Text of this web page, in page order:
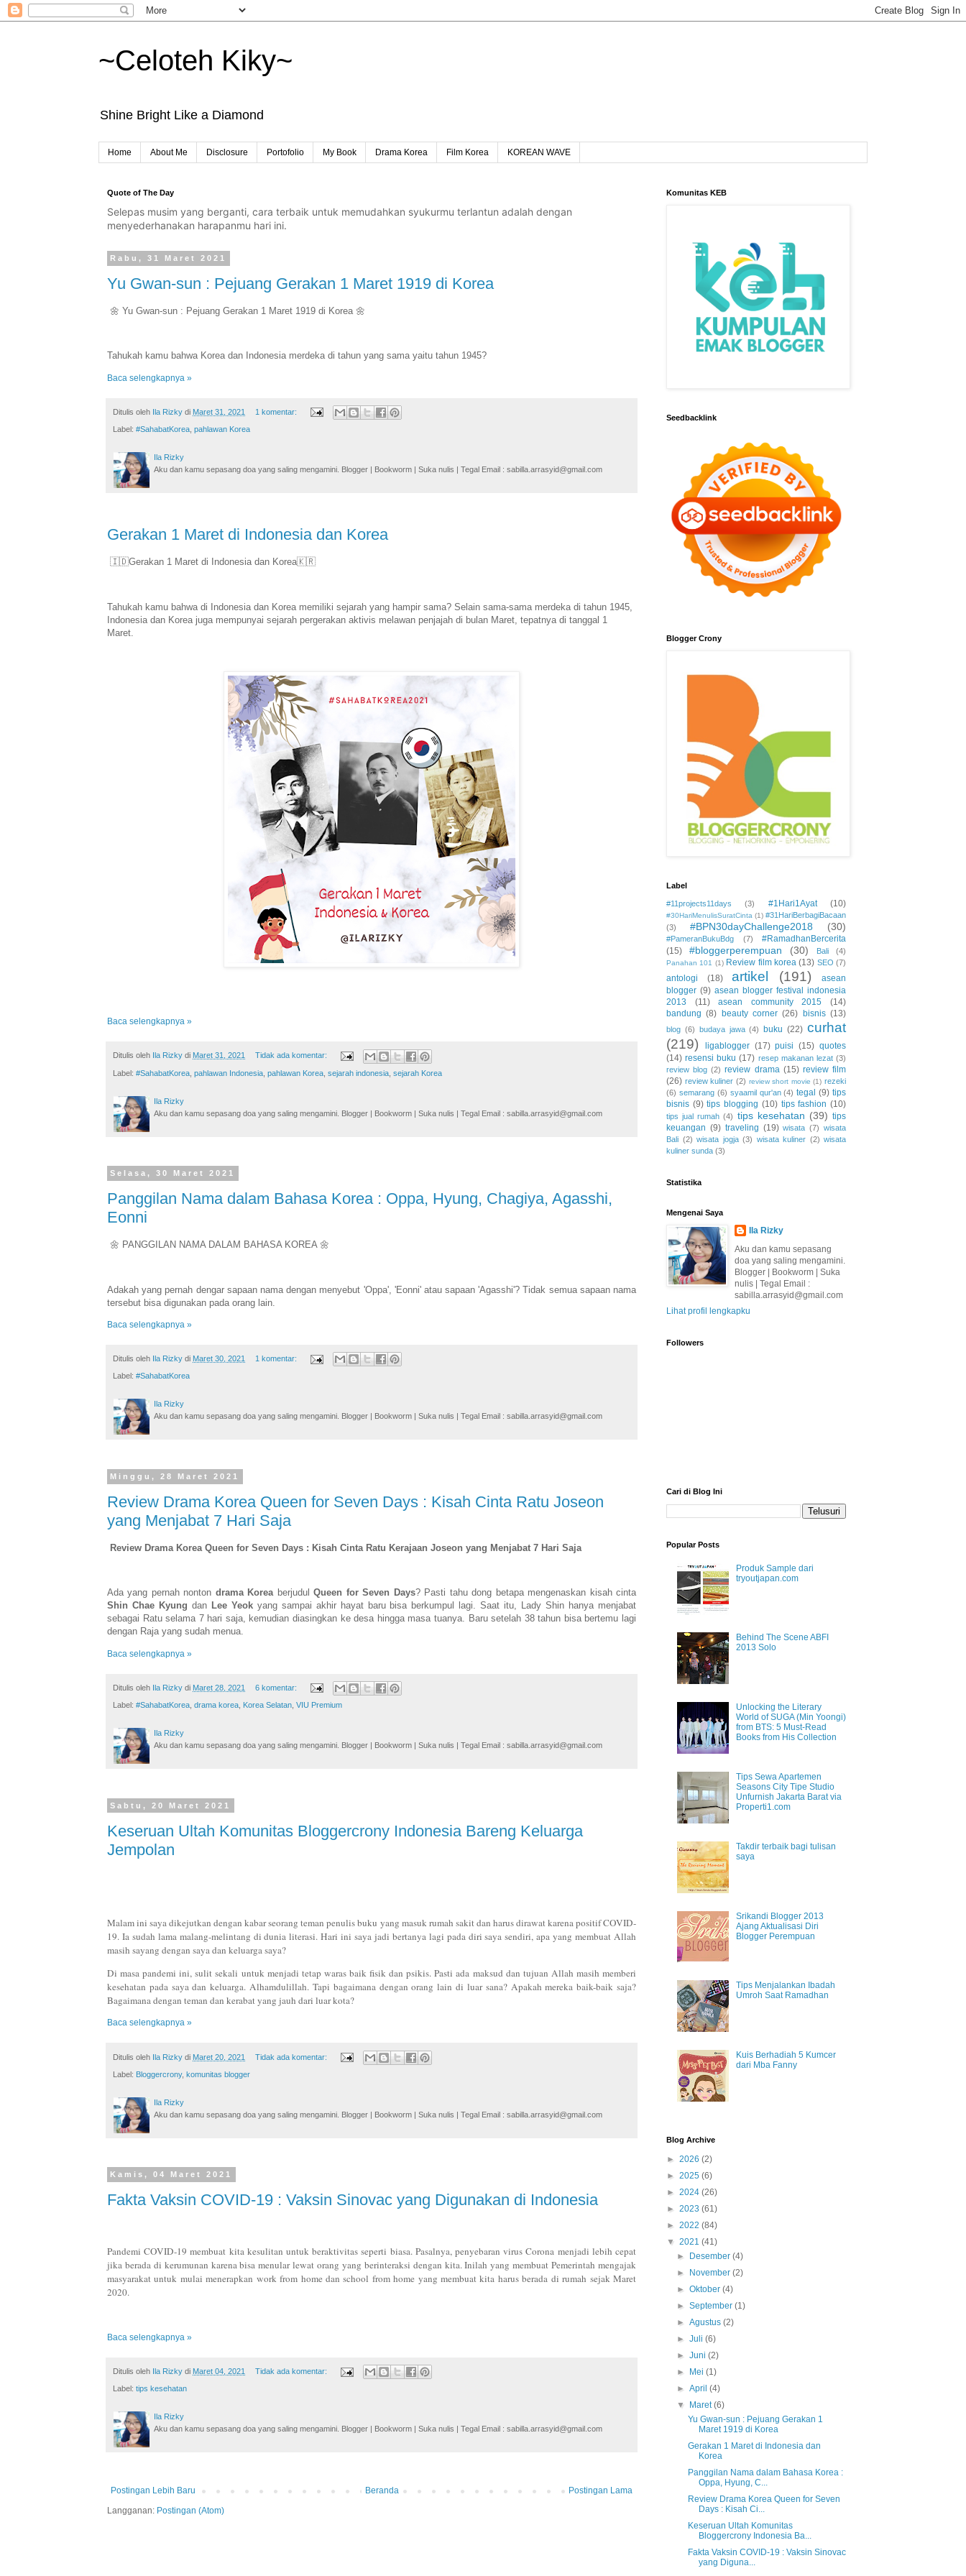
~Celoteh Kiky~
Shine Bright Like a Diamond
Home About Me Disclosure Portofolio My Book Drama Korea Film Korea KOREAN WAVE
Quote of The Day
Selepas musim yang berganti, cara terbaik untuk memudahkan syukurmu terlantun adalah dengan
menyederhanakan harapanmu hari ini.
Rabu, 31 Maret 2021
Yu Gwan-sun : Pejuang Gerakan 1 Maret 1919 di Korea
🌼 Yu Gwan-sun : Pejuang Gerakan 1 Maret 1919 di Korea 🌼
Tahukah kamu bahwa Korea dan Indonesia merdeka di tahun yang sama yaitu tahun 1945?
Baca selengkapnya »
Ditulis oleh Ila Rizky di Maret 31, 2021 1 komentar:
Label: #SahabatKorea pahlawan Korea
Ila Rizky
Aku dan kamu sepasang doa yang saling mengamini. Blogger | Bookworm | Suka nulis | Tegal Email : sabilla.arrasyid@gmail.com
Gerakan 1 Maret di Indonesia dan Korea
🇮🇩Gerakan 1 Maret di Indonesia dan Korea🇰🇷
Tahukah kamu bahwa di Indonesia dan Korea memiliki sejarah yang hampir sama? Selain sama-sama merdeka di tahun 1945,
Indonesia dan Korea juga mempunyai sejarah pergerakan aktivis melawan penjajah di bulan Maret, tepatnya di tanggal 1
Maret.
Baca selengkapnya »
Ditulis oleh Ila Rizky di Maret 31, 2021 Tidak ada komentar:
Label: #SahabatKorea pahlawan Indonesia pahlawan Korea sejarah indonesia sejarah Korea
Ila Rizky
Aku dan kamu sepasang doa yang saling mengamini. Blogger | Bookworm | Suka nulis | Tegal Email : sabilla.arrasyid@gmail.com
Selasa, 30 Maret 2021
Panggilan Nama dalam Bahasa Korea : Oppa, Hyung, Chagiya, Agasshi,
Eonni
🌼 PANGGILAN NAMA DALAM BAHASA KOREA 🌼
Adakah yang pernah dengar sapaan nama dengan menyebut 'Oppa', 'Eonni' atau sapaan 'Agasshi'? Tidak semua sapaan nama
tersebut bisa digunakan pada orang lain.
Baca selengkapnya »
Ditulis oleh Ila Rizky di Maret 30, 2021 1 komentar:
Label: #SahabatKorea
Ila Rizky
Aku dan kamu sepasang doa yang saling mengamini. Blogger | Bookworm | Suka nulis | Tegal Email : sabilla.arrasyid@gmail.com
Minggu, 28 Maret 2021
Review Drama Korea Queen for Seven Days : Kisah Cinta Ratu Joseon
yang Menjabat 7 Hari Saja
Review Drama Korea Queen for Seven Days : Kisah Cinta Ratu Kerajaan Joseon yang Menjabat 7 Hari Saja
Ada yang pernah nonton drama KoreaberjudulQueen for Seven Days? Pasti tahu dong betapa mengenaskan kisah cinta
Shin Chae Kyung dan Lee Yeokyang sampai akhir hayat baru bisa berkumpul lagi. Saat itu, Lady Shin hanya menjabat
sebagai Ratu selama 7 hari saja, kemudian diasingkan ke desa hingga masa tuanya. Baru setelah 38 tahun bisa bertemu lagi
dengan Raja yang sudah menua.
Baca selengkapnya »
Ditulis oleh Ila Rizky di Maret 28, 2021 6 komentar:
Label: #SahabatKorea drama korea Korea Selatan VIU Premium
Ila Rizky
Aku dan kamu sepasang doa yang saling mengamini. Blogger | Bookworm | Suka nulis | Tegal Email : sabilla.arrasyid@gmail.com
Sabtu, 20 Maret 2021
Keseruan Ultah Komunitas Bloggercrony Indonesia Bareng Keluarga
Jempolan
Malam ini saya dikejutkan dengan kabar seorang teman penulis buku yang masuk rumah sakit dan harus dirawat karena positif COVID-
19. Ia sudah lama malang-melintang di dunia literasi. Hari ini saya jadi bertanya lagi pada diri saya sendiri, apa yang membuat Allah
masih sayang dengan saya dan keluarga saya?
Di masa pandemi ini, sulit sekali untuk menjadi tetap waras baik fisik dan psikis. Pasti ada maksud dan tujuan Allah masih memberi
kesehatan pada saya dan keluarga. Alhamdulillah. Tapi bagaimana dengan orang lain di luar sana? Apakah mereka baik-baik saja?
Bagaimana dengan teman dan kerabat yang jauh dari luar kota?
Baca selengkapnya »
Ditulis oleh Ila Rizky di Maret 20, 2021 Tidak ada komentar:
Label: Bloggercrony, komunitas blogger
Ila Rizky
Aku dan kamu sepasang doa yang saling mengamini. Blogger | Bookworm | Suka nulis | Tegal Email : sabilla.arrasyid@gmail.com
Kamis, 04 Maret 2021
Fakta Vaksin COVID-19 : Vaksin Sinovac yang Digunakan di Indonesia
Pandemi COVID-19 membuat kita kesulitan untuk beraktivitas seperti biasa. Pasalnya, penyebaran virus Corona menjadi lebih cepat
jika berada di kerumunan karena bisa menular lewat orang yang berinteraksi dengan kita. Inilah yang membuat Pemerintah mengajak
masyarakat untuk mulai menerapkan work from home dan school from home yang membuat kita harus berada di rumah sejak Maret
2020.
Baca selengkapnya »
Ditulis oleh Ila Rizky di Maret 04, 2021 Tidak ada komentar:
Label: tips kesehatan
Ila Rizky
Aku dan kamu sepasang doa yang saling mengamini. Blogger | Bookworm | Suka nulis | Tegal Email : sabilla.arrasyid@gmail.com
Postingan Lebih Baru Postingan Lama
Beranda
Langganan: Postingan (Atom)
Komunitas KEB
Seedbacklink
Blogger Crony
Label
#11projects11days (3) #1Hari1Ayat (10)
#30HariMenulisSuratCinta (1) #31HariBerbagiBacaan
(3)
#BPN30dayChallenge2018 (30)
#PameranBukuBdg (7)
#RamadhanBercerita
(15)
#bloggerperempuan (30) Bali (4)
Panahan 101 (1) Review film korea (13) SEO (7)
antologi (18) artikel (191)
asean
blogger (9) asean blogger festival indonesia
2013
(11) asean community 2015
(14)
bandung (8) beauty corner (26) bisnis (13)
blog (6) budaya jawa (4) buku (22) curhat
(219)
ligablogger (17) puisi (15) quotes
(14) resensi buku (17) resep makanan lezat (3)
review blog (2) review drama (15) review film
(26) review kuliner (2) review short movie (1) rezeki
(6) semarang (6) syaamil qur'an (4) tegal (9) tips
bisnis (9) tips blogging (10) tips fashion (10)
tips jual rumah (4) tips kesehatan (39) tips
keuangan (9) traveling (19) wisata (7) wisata
Bali (2) wisata jogja (3) wisata kuliner (2) wisata
kuliner sunda (3)
Statistika
Mengenai Saya
Ila Rizky
Aku dan kamu sepasang
doa yang saling mengamini.
Blogger | Bookworm | Suka
nulis | Tegal Email :
sabilla.arrasyid@gmail.com
Lihat profil lengkapku
Followers
Cari di Blog Ini
Popular Posts
Produk Sample dari
tryoutjapan.com
Behind The Scene ABFI
2013 Solo
Unlocking the Literary
World of SUGA (Min Yoongi)
from BTS: 5 Must-Read
Books from His Collection
Tips Sewa Apartemen
Seasons City Tipe Studio
Unfurnish Jakarta Barat via
Properti1.com
Takdir terbaik bagi tulisan
saya
Srikandi Blogger 2013
Ajang Aktualisasi Diri
Blogger Perempuan
Tips Menjalankan Ibadah
Umroh Saat Ramadhan
Kuis Berhadiah 5 Kumcer
dari Mba Fanny
Blog Archive
► 2026 (2)
► 2025 (6)
► 2024 (26)
► 2023 (61)
► 2022 (84)
▼ 2021 (41)
► Desember(4)
► November(2)
►Oktober(4)
►September(1)
►Agustus(2)
►Juli(6)
►Juni(2)
► Mei(1)
►April(4)
▼ Maret(6)
Yu Gwan-sun : Pejuang Gerakan 1
Maret 1919 di Korea
Gerakan 1 Maret di Indonesia dan
Korea
Panggilan Nama dalam Bahasa Korea :
Oppa, Hyung, C...
Review Drama Korea Queen for Seven
Days : Kisah Ci...
Keseruan Ultah Komunitas
Bloggercrony Indonesia Ba...
Fakta Vaksin COVID-19 : Vaksin Sinovac
yang Diguna...